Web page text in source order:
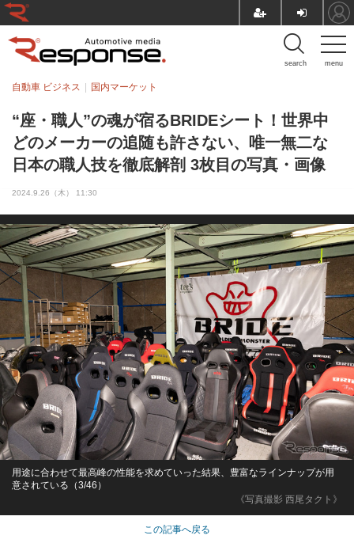
menu
search
“座・職人”の魂が宿るBRIDEシート！世界中
どのメーカーの追随も許さない、唯一無二な
日本の職人技を徹底解剖 3枚目の写真・画像
自動車 ビジネス 国内マーケット
2024.9.26（木） 11:30
《写真撮影 西尾タクト》
用途に合わせて最高峰の性能を求めていった結果、豊富なラインナップが用
意されている（3/46）
この記事へ戻る